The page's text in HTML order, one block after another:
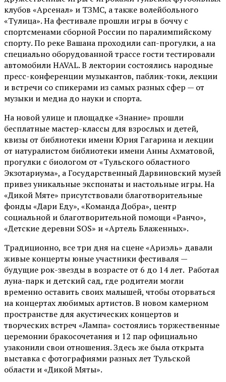
клубов «Арсенал» и ТЗМС, а также волейбольного
«Тулица». На фестивале прошли игры в боччу с
спортсменами сборной России по паралимпийскому
спорту. По реке Вашана проходили сап-прогулки, а на
специально оборудованной трассе гости тестировали
автомобили HAVAL. В лектории состоялись народные
пресс-конференции музыкантов, паблик-токи, лекции
и встречи со спикерами из самых разных сфер — от
музыки и медиа до науки и спорта.
На новой улице и площадке «Знание» прошли
бесплатные мастер-классы для взрослых и детей,
квизы от библиотеки имени Юрия Гагарина и лекции
от натуралистом библиотеки имени Анны Ахматовой,
прогулки с биологом от «Тульского областного
Экзотариума», а Государственный Дарвиновский музей
привез уникальные экспонаты и настольные игры. На
«Дикой Мяте» присутствовали благотворительные
фонды «Дари Еду», «Команда Добра», центр
социальной и благотворительной помощи «Ранчо»,
«Детские деревни SOS» и «Артель Блаженных».
Традиционно, все три дня на сцене«Ариэль» давали
живые концерты юные участники фестиваля —
будущие рок-звезды в возрасте от 6 до 14 лет. Работал
луна-парк и детский сад, где родители могли
временно оставить своих малышей, чтобы оторваться
на концертах любимых артистов. В новом камерном
пространстве для акустических концертов и
творческих встреч «Лампа» состоялись торжественные
церемонии бракосочетания и 12 пар официально
узаконили свои отношения. Здесь же была открыта
выставка с фотографиями разных лет Тульской
области и «Дикой Мяты».